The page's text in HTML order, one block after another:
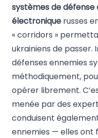
systèmes de
électronique russes
« corridors »
ukrainiens de passer.
défenses ennemies
méthodiquement,
opérer librement.
menée par des
conduisent
ennemies — elles ont